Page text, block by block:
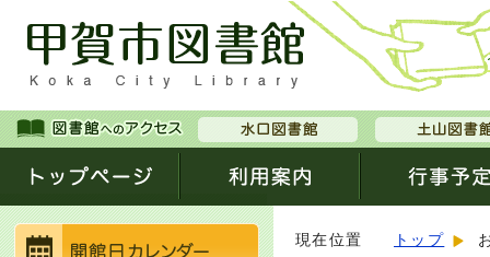
現在位置 トップ